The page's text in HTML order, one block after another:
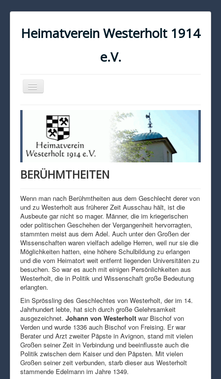
Heimatverein Westerholt 1914
e.V.
Navigation
an/aus
KONTAKT
IMPRESSUM
DATENSCHUTZ
BERÜHMTHEITEN
Wenn man nach Berühmtheiten aus dem Geschlecht derer von
und zu Westerholt aus früherer Zeit Ausschau hält, ist die
Ausbeute gar nicht so mager. Männer, die im kriegerischen
oder politischen Geschehen der Vergangenheit hervorragten,
stammten meist aus dem Adel. Auch unter den Großen der
Wissenschaften waren vielfach adelige Herren, weil nur sie die
Möglichkeiten hatten, eine höhere Schulbildung zu erlangen
und die vom Heimatort weit entfernt liegenden Universitäten zu
besuchen. So war es auch mit einigen Persönlichkeiten aus
Westerholt, die in Politik und Wissenschaft große Bedeutung
erlangten.
Ein Sprössling des Geschlechtes von Westerholt, der im 14.
Jahrhundert lebte, hat sich durch große Gelehrsamkeit
ausgezeichnet. Johann von Westerholt war Bischof von
Verden und wurde 1336 auch Bischof von Freising. Er war
Berater und Arzt zweiter Päpste in Avignon, stand mit vielen
Großen seiner Zeit in Verbindung und beeinflusste auch die
Politik zwischen dem Kaiser und den Päpsten. Mit vielen
Großen seiner zeit verbunden, starb dieser aus Westerholt
stammende Edelmann im Jahre 1349.